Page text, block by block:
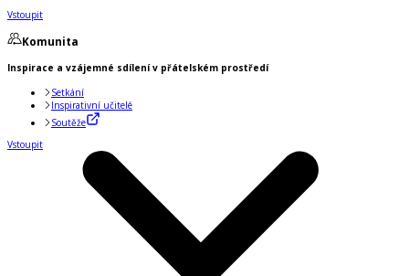
Vstoupit
Komunita
Inspirace a vzájemné sdílení v přátelském prostředí
Setkání
Inspirativní učitelé
Soutěže
Vstoupit